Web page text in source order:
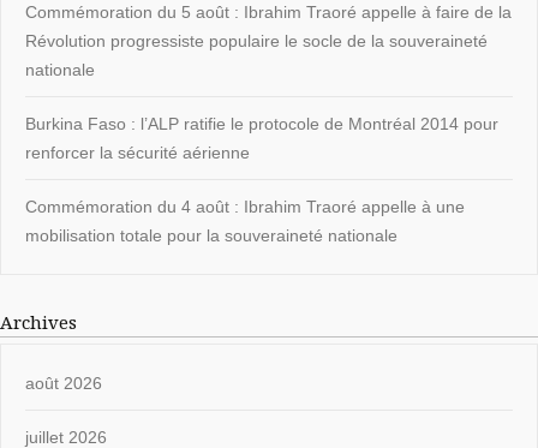
Commémoration du 5 août : Ibrahim Traoré appelle à faire de la
Révolution progressiste populaire le socle de la souveraineté
nationale
Burkina Faso : l’ALP ratifie le protocole de Montréal 2014 pour
renforcer la sécurité aérienne
Commémoration du 4 août : Ibrahim Traoré appelle à une
mobilisation totale pour la souveraineté nationale
Archives
août 2026
juillet 2026